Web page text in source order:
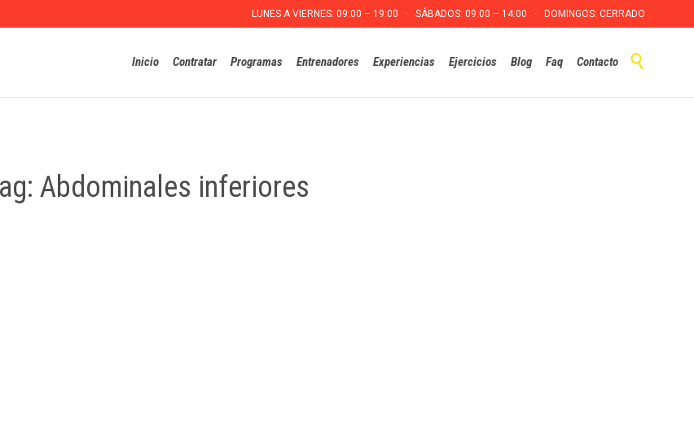
LUNES A VIERNES: 09:00 – 19:00 · SÁBADOS: 09:00 – 14:00 · DOMINGOS: CERRADO
to
Inicio Contratar Programas Entrenadores Experiencias Ejercicios Blog Faq Contacto 
Abdominales inferiores